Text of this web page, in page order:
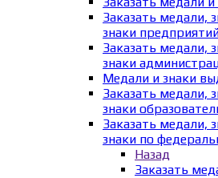
Заказать медали,
знаки
Заказать медали,
знаки
Медали и знаки
Заказать медали,
знаки
Заказать медали,
знаки по
Назад
Заказать